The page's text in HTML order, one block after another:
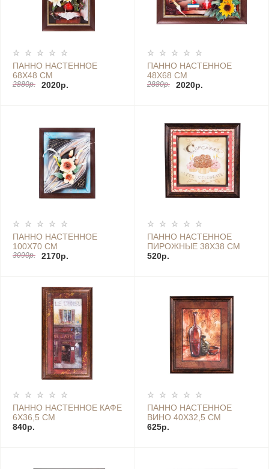
ПАННО НАСТЕННОЕ
68Х48 СМ
2880р. 2020р.
ПАННО НАСТЕННОЕ
48Х68 СМ
2880р. 2020р.
ПАННО НАСТЕННОЕ
100Х70 СМ
3090р. 2170р.
ПАННО НАСТЕННОЕ
ПИРОЖНЫЕ 38Х38 СМ
520р.
ПАННО НАСТЕННОЕ КАФЕ
6Х36,5 СМ
840р.
ПАННО НАСТЕННОЕ
ВИНО 40Х32,5 СМ
625р.